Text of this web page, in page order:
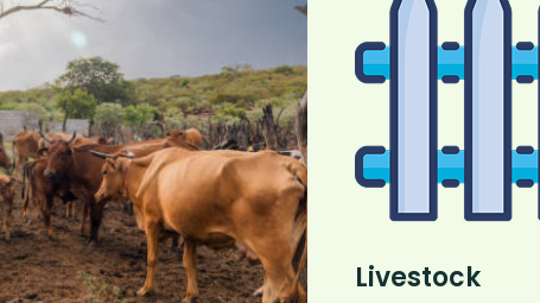
Livestock